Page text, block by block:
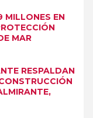
MILLONES EN
MAR
RESPALDAN